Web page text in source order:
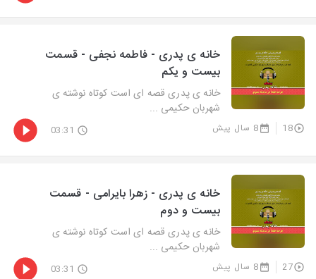
خانه ی پدری - فاطمه نجفی - قسمت
بیست و یکم
خانه ی پدری قصه ای است کوتاه نوشته ی
شهربان حکیمی ...
18 8 سال پیش 03:31
خانه ی پدری - زهرا بایرامی - قسمت
بیست و دوم
خانه ی پدری قصه ای است کوتاه نوشته ی
شهربان حکیمی ...
27 8 سال پیش 03:31